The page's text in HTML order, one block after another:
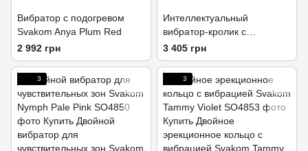
Вибратор с подогревом
Svakom Anya Plum Red
2 992 грн
Интеллектуальный
вибратор-кролик с
подогревом Svakom Angel
Plum Red
3 405 грн
3 3